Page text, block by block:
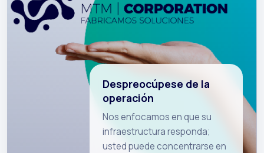
Despreocúpese de la
operación
Nos enfocamos en que su
infraestructura responda;
usted puede concentrarse en